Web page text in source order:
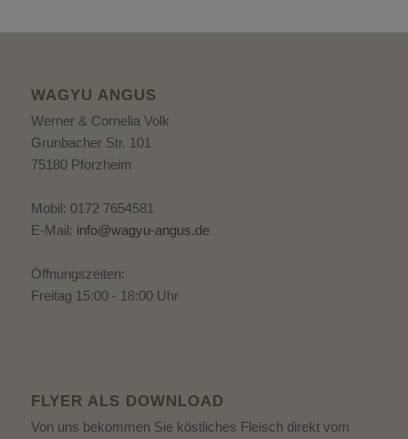
WAGYU ANGUS
Werner & Cornelia Volk
Grunbacher Str. 101
75180 Pforzheim
Mobil: 0172 7654581
E-Mail: info@wagyu-angus.de
Öffnungszeiten:
Freitag 15:00 - 18:00 Uhr
FLYER ALS DOWNLOAD
Von uns bekommen Sie köstliches Fleisch direkt vom